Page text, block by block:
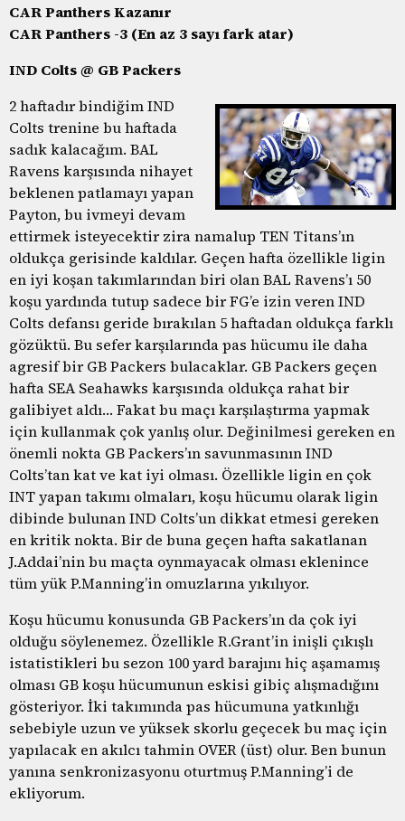
CAR Panthers Kazanır
CAR Panthers -3 (En az 3 sayı fark atar)
IND Colts @ GB Packers
2 haftadır bindiğim IND
Colts trenine bu haftada
sadık kalacağım. BAL
Ravens karşısında nihayet
beklenen patlamayı yapan
Payton, bu ivmeyi devam
ettirmek isteyecektir zira namalup TEN Titans’ın
oldukça gerisinde kaldılar. Geçen hafta özellikle ligin
en iyi koşan takımlarından biri olan BAL Ravens’ı 50
koşu yardında tutup sadece bir FG’e izin veren IND
Colts defansı geride bırakılan 5 haftadan oldukça farklı
gözüktü. Bu sefer karşılarında pas hücumu ile daha
agresif bir GB Packers bulacaklar. GB Packers geçen
hafta SEA Seahawks karşısında oldukça rahat bir
galibiyet aldı… Fakat bu maçı karşılaştırma yapmak
için kullanmak çok yanlış olur. Değinilmesi gereken en
önemli nokta GB Packers’ın savunmasının IND
Colts’tan kat ve kat iyi olması. Özellikle ligin en çok
INT yapan takımı olmaları, koşu hücumu olarak ligin
dibinde bulunan IND Colts’un dikkat etmesi gereken
en kritik nokta. Bir de buna geçen hafta sakatlanan
J.Addai’nin bu maçta oynmayacak olması eklenince
tüm yük P.Manning’in omuzlarına yıkılıyor.
Koşu hücumu konusunda GB Packers’ın da çok iyi
olduğu söylenemez. Özellikle R.Grant’in inişli çıkışlı
istatistikleri bu sezon 100 yard barajını hiç aşamamış
olması GB koşu hücumunun eskisi gibiç alışmadığını
gösteriyor. İki takımında pas hücumuna yatkınlığı
sebebiyle uzun ve yüksek skorlu geçecek bu maç için
yapılacak en akılcı tahmin OVER (üst) olur. Ben bunun
yanına senkronizasyonu oturtmuş P.Manning’i de
ekliyorum.